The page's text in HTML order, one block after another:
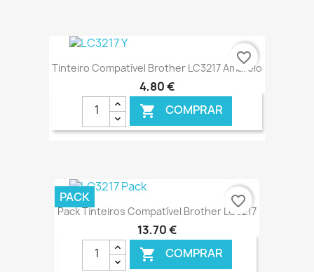
€ ONLINE
Tinteiro Compatível Brother LC3217 Amarelo
4,80 €
 COMPRAR
€ ONLINE
favorite_border
Pack Tinteiros Compatível Brother LC3217
13,70 €
 COMPRAR
PACK favorite_border